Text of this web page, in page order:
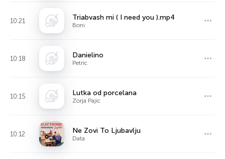
10:21 Triabvash mi ( I need you ).mp4
Boni
10:18 Danielino
Petric
10:15 Lutka od porcelana
Zorja Pajic
10:12 Ne Zovi To Ljubavlju
Data